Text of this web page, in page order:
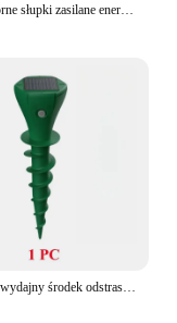
Wodoodporne słupki zasilane energią słoneczną do ogrodu na podwórku odstraszacz gryzoni ultradźwiękowy odstraszacz szczurów i szkodników, odstraszacz do sadów ogrodowych
Wydajny i wydajny środek odstraszający krety zasilany energią słoneczną ze śrubą, soniczny środek odstraszający ślimak do trawnika, środek odstraszający gruntowy na zewnątrz